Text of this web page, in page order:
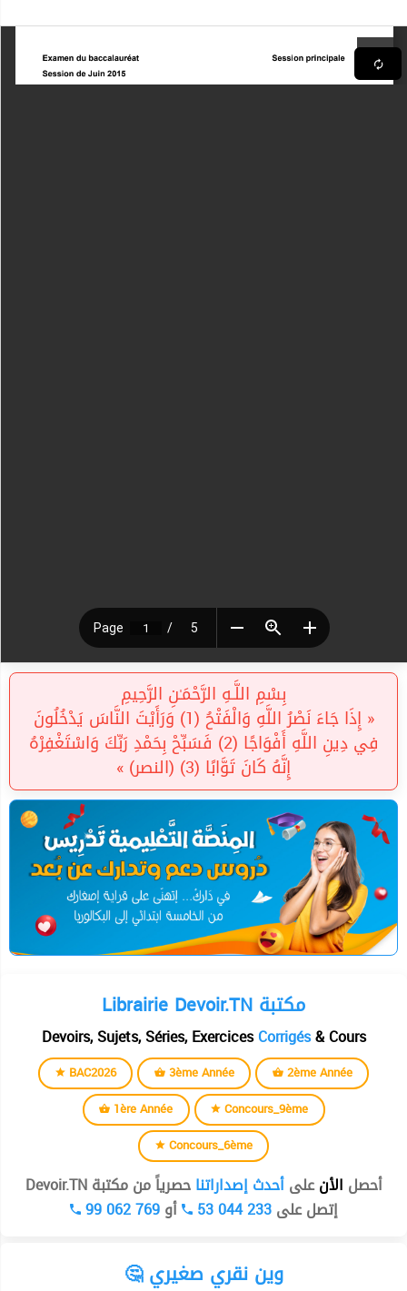
بِسْمِ اللَّـهِ الرَّحْمَـٰنِ الرَّحِيمِ
« إِذَا جَاءَ نَصْرُ اللَّهِ وَالْفَتْحُ (1) وَرَأَيْتَ النَّاسَ يَدْخُلُونَ
فِي دِينِ اللَّهِ أَفْوَاجًا (2) فَسَبِّحْ بِحَمْدِ رَبِّكَ وَاسْتَغْفِرْهُ
إِنَّهُ كَانَ تَوَّابًا (3) (النصر) »
Librairie Devoir.TN مكتبة
Devoirs, Sujets, Séries, ExercicesCorrigés& Cours
BAC2026 3ème Année
2ème Année
1ère Année
Concours_9ème
Concours_6ème
أحصل الأنعلىأحدث إصداراتناحصرياً من مكتبة Devoir.TN
إتصل على53 044 233 أو99 062 769
🤔 وين نقري صغيري